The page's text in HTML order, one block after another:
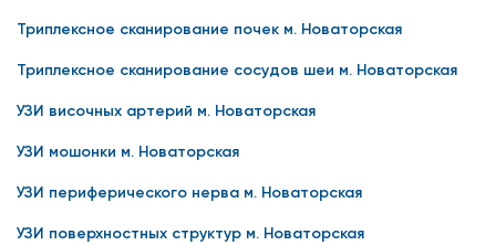
Триплексное сканирование почек м. Новаторская
Триплексное сканирование сосудов шеи м. Новаторская
УЗИ височных артерий м. Новаторская
УЗИ мошонки м. Новаторская
УЗИ периферического нерва м. Новаторская
УЗИ поверхностных структур м. Новаторская